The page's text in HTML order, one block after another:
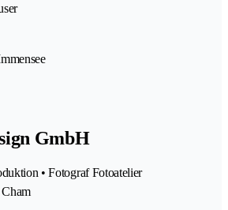
GmbH
• Fotograf Fotoatelier